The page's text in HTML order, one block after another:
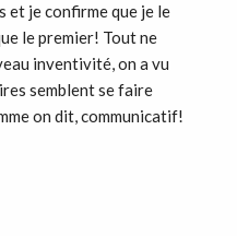
et je confirme que je le
le premier! Tout ne
inventivité, on a vu
semblent se faire
on dit, communicatif!